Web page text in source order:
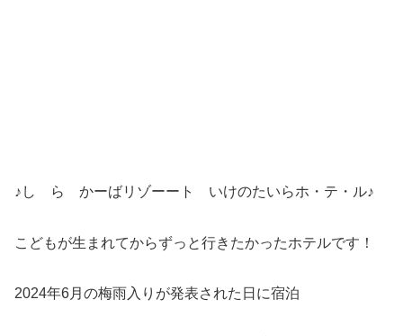
♪し ら かーばリゾーート いけのたいらホ・テ・ル♪
こどもが生まれてからずっと行きたかったホテルです！
2024年6月の梅雨入りが発表された日に宿泊